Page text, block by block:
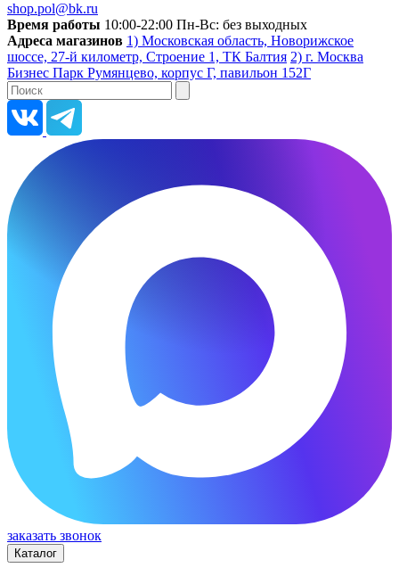
shop.pol@bk.ru
Время работы 10:00-22:00 Пн-Вс: без выходных
Адреса магазинов 1) Московская область, Новорижское
шоссе, 27-й километр, Строение 1, ТК Балтия 2) г. Москва
Бизнес Парк Румянцево, корпус Г, павильон 152Г
заказать звонок
Каталог